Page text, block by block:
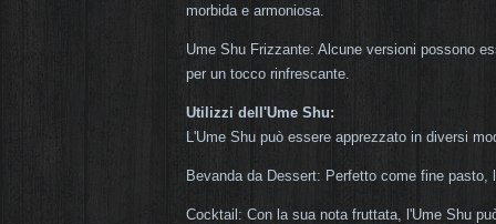
morbida e armoniosa.
Ume Shu Frizzante: Alcune versioni possono
per un tocco rinfrescante.
Utilizzi dell'Ume Shu:
L'Ume Shu può essere apprezzato in diversi
Bevanda da Dessert: Perfetto come fine
Cocktail: Con la sua nota fruttata, l'Ume Shu